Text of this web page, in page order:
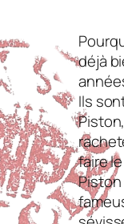
déjà
Ils
faire